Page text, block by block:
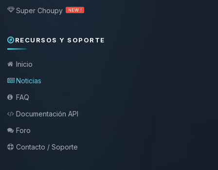
Super Choupy NEW !
RECURSOS Y SOPORTE
Inicio
Noticias
FAQ
Documentación API
Foro
Contacto / Soporte